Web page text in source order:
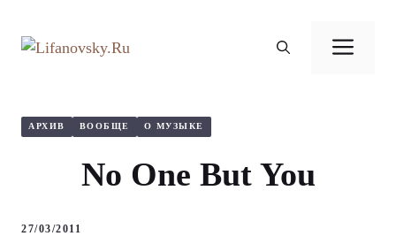
содержимому
АРХИВ ВООБЩЕ О МУЗЫКЕ
No One But You
27/03/2011